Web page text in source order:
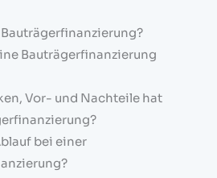
Bauträgerfinanzierung
Vor- und Nachteile hat
bei einer